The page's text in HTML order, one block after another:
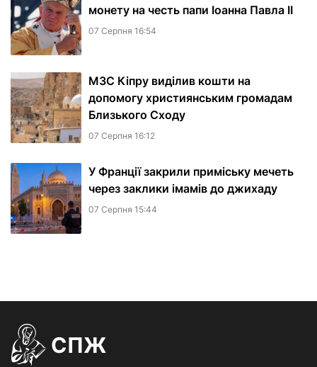
монету на честь папи Іоанна Павла II
07 Серпня 16:54
МЗС Кіпру виділив кошти на
допомогу християнським громадам
Близького Сходу
07 Серпня 16:12
У Франції закрили приміську мечеть
через заклики імамів до джихаду
07 Серпня 15:44
СПЖ